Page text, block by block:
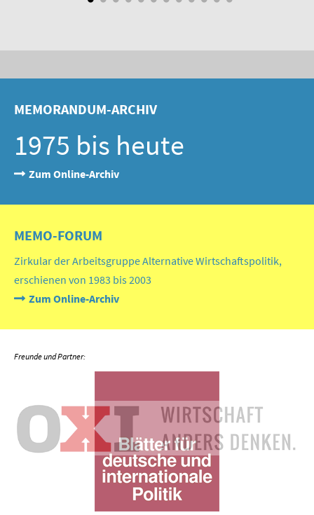
MEMORANDUM-ARCHIV
1975 bis heute
Zum Online-Archiv
MEMO-FORUM
Zirkular der Arbeitsgruppe Alternative Wirtschaftspolitik,
erschienen von 1983 bis 2003
Zum Online-Archiv